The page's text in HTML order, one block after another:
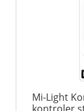
Mi-Light